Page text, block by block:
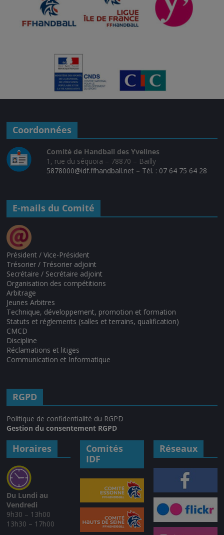
Coordonnées
Comité de Handball des Yvelines
1, rue du séquoïa – 78870 – Bailly
5878000@idf.ffhandball.net – Tél. : 07 64 75 64 28
E-mails du Comité
Président / Vice-Président
Trésorier / Trésorier adjoint
Secrétaire / Secrétaire adjoint
Organisation des compétitions
Arbitrage
Jeunes Arbitres
Technique, développement, promotion et formation
Statuts et réglements (salles et terrains, qualification)
CMCD
Discipline
Réclamations et litiges
Communication et Informatique
RGPD
Politique de confidentialité du RGPD
Gestion du consentement RGPD
Horaires
Du Lundi au
Vendredi
9h30 – 13h00
13h30 – 17h00
Comités
IDF
Réseaux